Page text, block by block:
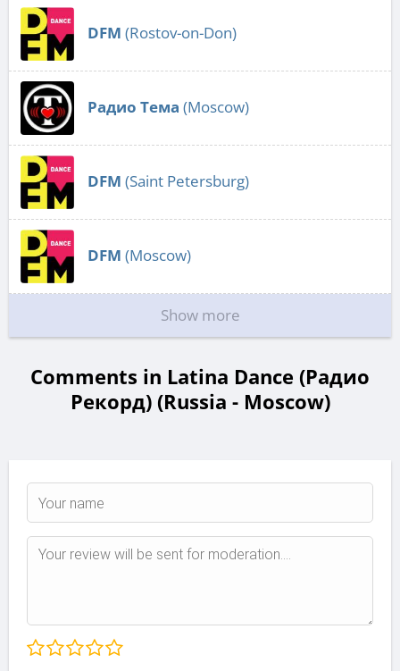
DFM (Rostov-on-Don)
Радио Тема (Moscow)
DFM (Saint Petersburg)
DFM (Moscow)
Show more
Comments in Latina Dance (Радио
Рекорд) (Russia - Moscow)